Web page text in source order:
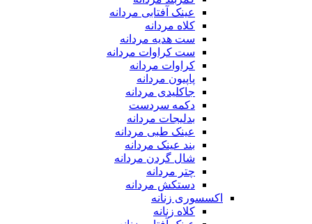
عینک آفتابی مردانه
کلاه مردانه
ست هدیه مردانه
ست کراوات مردانه
کراوات مردانه
پاپیون مردانه
جاکلیدی مردانه
دکمه سردست
بدلیجات مردانه
عینک طبی مردانه
بند عینک مردانه
شال گردن مردانه
چتر مردانه
دستکش مردانه
اکسسوری زنانه
کلاه زنانه